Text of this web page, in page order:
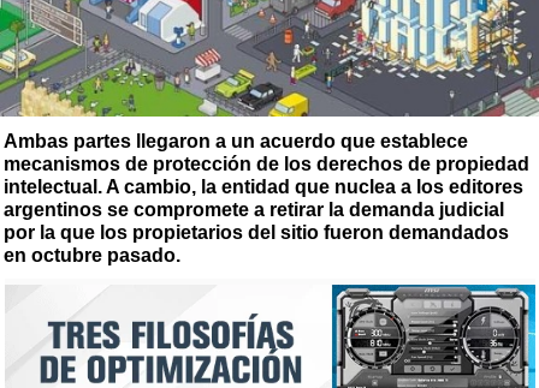
Ambas partes llegaron a un acuerdo que establece
mecanismos de protección de los derechos de propiedad
intelectual. A cambio, la entidad que nuclea a los editores
argentinos se compromete a retirar la demanda judicial
por la que los propietarios del sitio fueron demandados
en octubre pasado.